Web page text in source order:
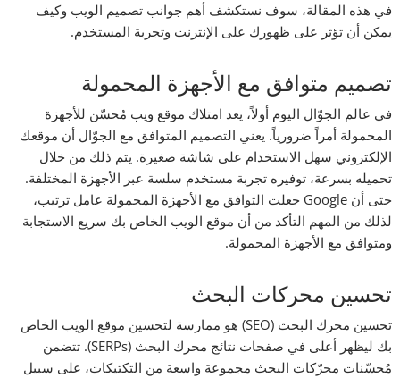
في هذه المقالة، سوف نستكشف أهم جوانب تصميم الويب وكيف
يمكن أن تؤثر على ظهورك على الإنترنت وتجربة المستخدم.
تصميم متوافق مع الأجهزة المحمولة
في عالم الجوّال اليوم أولاً، يعد امتلاك موقع ويب مُحسّن للأجهزة
المحمولة أمراً ضرورياً. يعني التصميم المتوافق مع الجوّال أن موقعك
الإلكتروني سهل الاستخدام على شاشة صغيرة. يتم ذلك من خلال
تحميله بسرعة، توفيره تجربة مستخدم سلسة عبر الأجهزة المختلفة.
حتى أن Google جعلت التوافق مع الأجهزة المحمولة عامل ترتيب،
لذلك من المهم التأكد من أن موقع الويب الخاص بك سريع الاستجابة
ومتوافق مع الأجهزة المحمولة.
تحسين محركات البحث
تحسين محرك البحث (SEO) هو ممارسة لتحسين موقع الويب الخاص
بك ليظهر أعلى في صفحات نتائج محرك البحث (SERPs). تتضمن
مُحسّنات محرّكات البحث مجموعة واسعة من التكتيكات، على سبيل